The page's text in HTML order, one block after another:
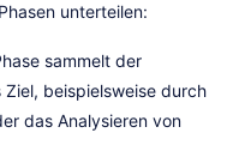
unterteilen:
sammelt der
beispielsweise durch
das Analysieren von